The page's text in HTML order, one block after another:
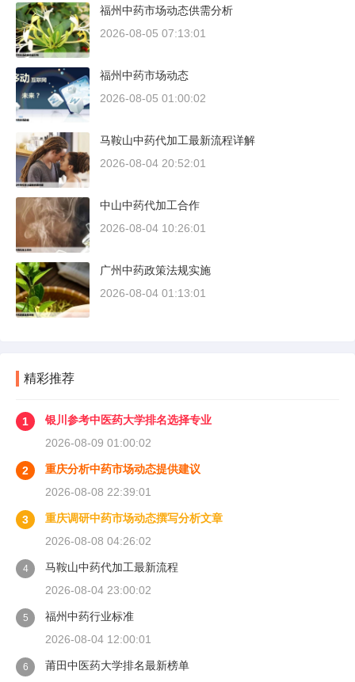
福州中药市场动态供需分析
2026-08-05 07:13:01
福州中药市场动态
2026-08-05 01:00:02
马鞍山中药代加工最新流程详解
2026-08-04 20:52:01
中山中药代加工合作
2026-08-04 10:26:01
广州中药政策法规实施
2026-08-04 01:13:01
精彩推荐
1
银川参考中医药大学排名选择专业
2026-08-09 01:00:02
2
重庆分析中药市场动态提供建议
2026-08-08 22:39:01
3
重庆调研中药市场动态撰写分析文章
2026-08-08 04:26:02
4
马鞍山中药代加工最新流程
2026-08-04 23:00:02
5
福州中药行业标准
2026-08-04 12:00:01
6 莆田中医药大学排名最新榜单